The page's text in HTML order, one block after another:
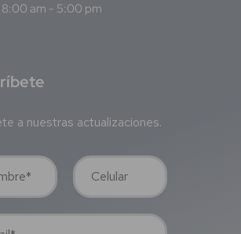
8:00 am - 5:00 pm
a nuestras actualizaciones.